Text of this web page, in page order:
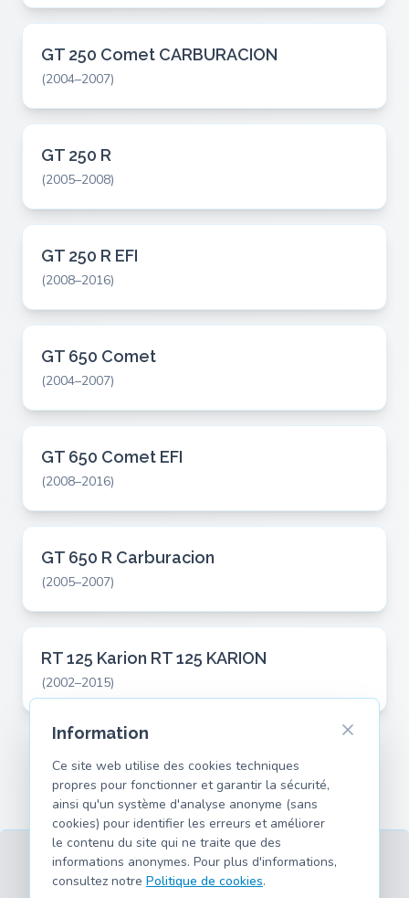
GT 250 Comet CARBURACION
(2004–2007)
GT 250 R
(2005–2008)
GT 250 R EFI
(2008–2016)
GT 650 Comet
(2004–2007)
GT 650 Comet EFI
(2008–2016)
GT 650 R Carburacion
(2005–2007)
RT 125 Karion RT 125 KARION
(2002–2015)
CGUConfidentialitéMentions légales
Information
Ce site web utilise des cookies techniques
propres pour fonctionner et garantir la sécurité,
ainsi qu'un système d'analyse anonyme (sans
cookies) pour identifier les erreurs et améliorer
le contenu du site qui ne traite que des
informations anonymes. Pour plus d'informations,
consultez notre Politique de cookies.